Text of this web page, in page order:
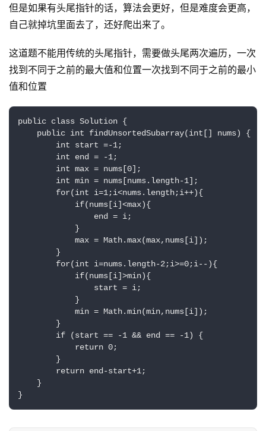
碎
碎
但是如果有头尾指针的话，算法会更好，但是难度会更高，
自己就掉坑里面去了，还好爬出来了。
这道题不能用传统的头尾指针，需要做头尾两次遍历，一次
找到不同于之前的最大值和位置一次找到不同于之前的最小
值和位置
public class Solution {
    public int findUnsortedSubarray(int[] nums) {
        int start =-1;
        int end = -1;
        int max = nums[0];
        int min = nums[nums.length-1];
        for(int i=1;i<nums.length;i++){
            if(nums[i]<max){
                end = i;
            }
            max = Math.max(max,nums[i]);
        }
        for(int i=nums.length-2;i>=0;i--){
            if(nums[i]>min){
                start = i;
            }
            min = Math.min(min,nums[i]);
        }
        if (start == -1 && end == -1) {
            return 0;
        }
        return end-start+1;
    }
}